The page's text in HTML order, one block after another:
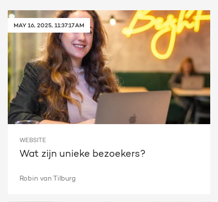
MAY 16, 2025, 11:37:17 AM
WEBSITE
Wat zijn unieke bezoekers?
Robin van Tilburg